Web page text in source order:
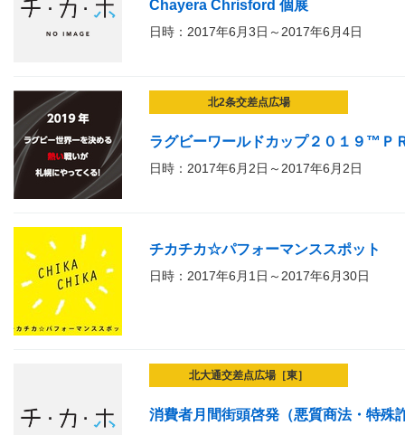
Chayera Chrisford 個展
日時：2017年6月3日～2017年6月4日
北2条交差点広場
ラグビーワールドカップ２０１９™Ｐ
日時：2017年6月2日～2017年6月2日
チカチカ☆パフォーマンススポット
日時：2017年6月1日～2017年6月30日
北大通交差点広場［東］
消費者月間街頭啓発（悪質商法・特殊